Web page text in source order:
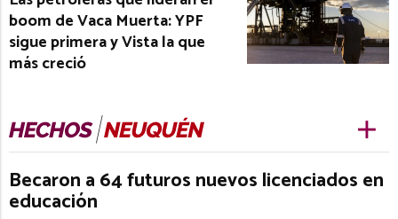
boom de Vaca Muerta: YPF
sigue primera y Vista la que
más creció
Becaron a 64 futuros nuevos licenciados en
educación